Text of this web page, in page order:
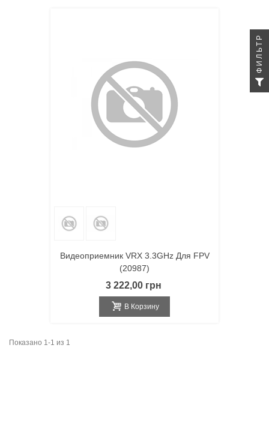
Видеоприемник VRX 3.3GHz Для FPV
(20987)
3 222,00 грн
В Корзину
Показано 1-1 из 1
ФИЛЬТР